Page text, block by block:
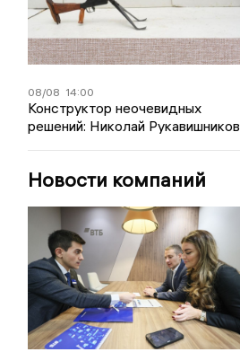
08/08 14:00
Конструктор неочевидных
решений: Николай Рукавишников
Новости компаний